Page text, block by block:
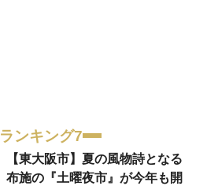
ランキング7
【東大阪市】夏の風物詩となる
布施の『土曜夜市』が今年も開